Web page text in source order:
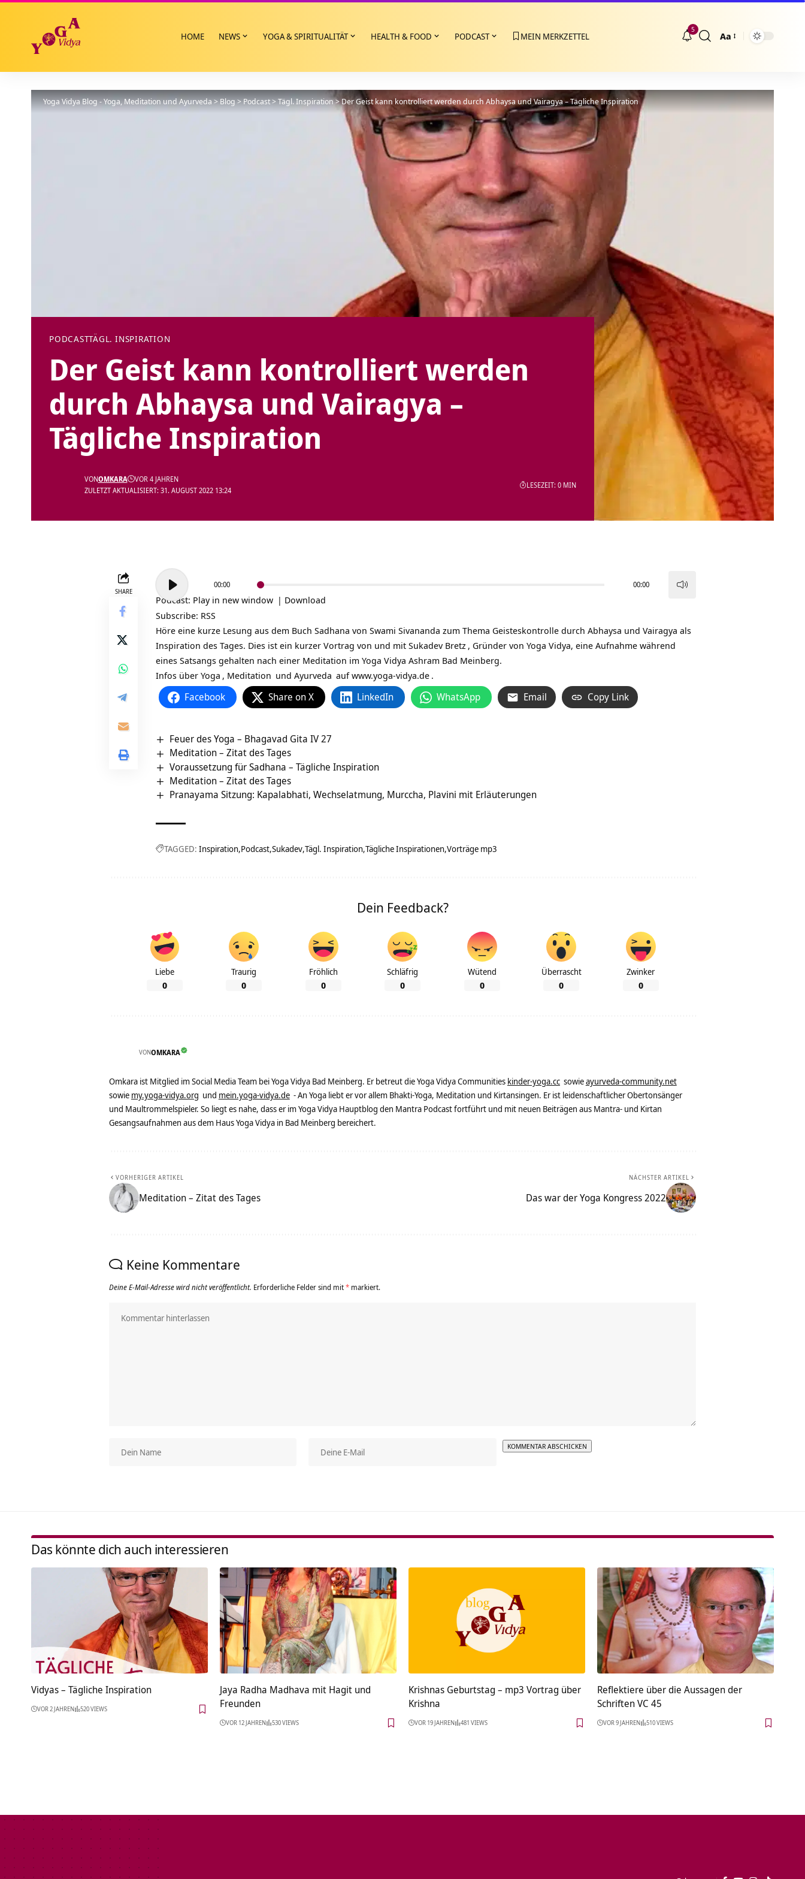
HOME NEWS YOGA & SPIRITUALITÄT HEALTH & FOOD PODCAST MEIN MERKZETTEL
5
Größenänderung
Aa
Yoga Vidya Blog - Yoga, Meditation und Ayurveda>Blog>Podcast>Tägl. Inspiration>Der Geist kann kontrolliert werden durch Abhaysa und Vairagya – Tägliche Inspiration
PODCASTTÄGL. INSPIRATION
Der Geist kann kontrolliert werden
durch Abhaysa und Vairagya –
Tägliche Inspiration
ZULETZT AKTUALISIERT: 31. AUGUST 2022 13:24
VONOMKARA VOR 4 JAHREN
LESEZEIT: 0 MIN
SHARE
Audio-
Player
00:00 00:00
Podcast: Play in new window | Download
Subscribe: RSS
Höre eine kurze Lesung aus dem Buch Sadhana von Swami Sivananda zum Thema Geisteskontrolle durch Abhaysa und Vairagya als
Inspiration des Tages. Dies ist ein kurzer Vortrag von und mit Sukadev Bretz , Gründer von Yoga Vidya, eine Aufnahme während
eines Satsangs gehalten nach einer Meditation im Yoga Vidya Ashram Bad Meinberg.
Infos über Yoga , Meditation und Ayurveda aufwww.yoga-vidya.de .
Facebook Share on X LinkedIn WhatsApp Email Copy Link
Feuer des Yoga – Bhagavad Gita IV 27
Meditation – Zitat des Tages
Voraussetzung für Sadhana – Tägliche Inspiration
Meditation – Zitat des Tages
Pranayama Sitzung: Kapalabhati, Wechselatmung, Murccha, Plavini mit Erläuterungen
TAGGED: Inspiration Podcast Sukadev Tägl. Inspiration Tägliche Inspirationen Vorträge mp3
Dein Feedback?
Liebe
0
Traurig
0
Fröhlich
0
Schläfrig
0
Wütend
0
Überrascht
0
Zwinker
0
VONOMKARA
Omkara ist Mitglied im Social Media Team bei Yoga Vidya Bad Meinberg. Er betreut die Yoga Vidya Communities kinder-yoga.cc sowieayurveda-community.net
sowie my.yoga-vidya.org und mein.yoga-vidya.de - An Yoga liebt er vor allem Bhakti-Yoga, Meditation und Kirtansingen. Er ist leidenschaftlicher Obertonsänger
und Maultrommelspieler. So liegt es nahe, dass er im Yoga Vidya Hauptblog den Mantra Podcast fortführt und mit neuen Beiträgen aus Mantra- und Kirtan
Gesangsaufnahmen aus dem Haus Yoga Vidya in Bad Meinberg bereichert.
VORHERIGER ARTIKEL
Meditation – Zitat des Tages
NÄCHSTER ARTIKEL
Das war der Yoga Kongress 2022
Keine Kommentare
Deine E-Mail-Adresse wird nicht veröffentlicht. Erforderliche Felder sind mit* markiert.
Das könnte dich auch interessieren
Vidyas – Tägliche Inspiration
VOR 2 JAHREN 520 VIEWS
Jaya Radha Madhava mit Hagit und
Freunden
VOR 12 JAHREN 530 VIEWS
Krishnas Geburtstag – mp3 Vortrag über
Krishna
VOR 19 JAHREN 481 VIEWS
Reflektiere über die Aussagen der
Schriften VC 45
VOR 9 JAHREN 510 VIEWS